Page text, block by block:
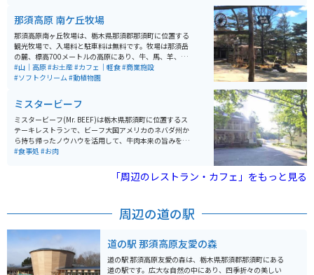
能です。
那須高原 南ケ丘牧場
那須高原南ヶ丘牧場は、栃木県那須郡那須町に位置する
観光牧場で、入場料と駐車料は無料です。牧場は那須岳
の麓、標高700メートルの高原にあり、牛、馬、羊、ロ
バなどの動物とのふれあいを楽しむことができます。昔
からある牧場の姿を損なわないよう、できる限り自然の
の希少なガーンジィ牛の恵みで作る乳製品の販売やアイ
スクリーム作り体験、おいしいグルメを楽しむことがで
きます。また、乗馬や「めぇ～めぇ～広場」と呼ばれる
エリアで動物と触れ合うことも可能です。さらに「お食
事処 庄屋」や「ジンギスカンハウスサンガ」、「つむじ
かふぇ」など、いくつかの食事処やカフェがあります。
柔らかなラムジンギスカンが人気です。 営業時間は8:00
～17:30で、アクセスについては、東北自動車道那須IC
#山｜高原#お土産#カフェ｜軽食#商業施設
#ソフトクリーム#動植物園
ミスタービーフ
ミスタービーフ(Mr. BEEF)は栃木県那須町に位置するス
テーキレストランで、ビーフ大国アメリカのネバダ州か
ら持ち帰ったノウハウを活用して、牛肉本来の旨みを活
かしたビーフメニューが堪能できます。レストランはア
が150gの「ケネディー・カット」から1kgの「ビルゲイ
ツ・カット」まで個性的なメニューがありあります。お
空間になっています。 営業時間はランチが11:30～15:0
と水曜日、そして1月中旬〜2月中旬までは冬季休業で
す。
#食事処 #お肉
「周辺のレストラン・カフェ」をもっと見る
周辺の道の駅
道の駅 那須高原友愛の森
道の駅 那須高原友愛の森は、栃木県那須郡那須町にある
道の駅です。広大な自然の中にあり、四季折々の美しい